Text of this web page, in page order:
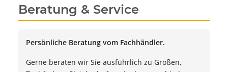
Beratung & Service
Persönliche Beratung vom Fachhändler.
Gerne beraten wir Sie ausführlich zu Größen,